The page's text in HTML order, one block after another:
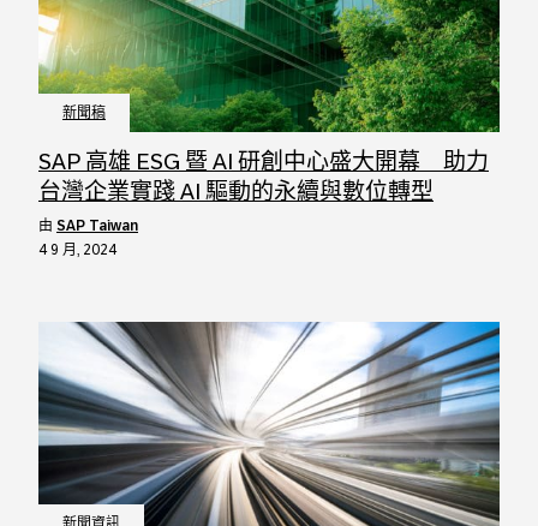
新聞稿
SAP 高雄 ESG 暨 AI 研創中心盛大開幕 助力
台灣企業實踐 AI 驅動的永續與數位轉型
SAP Taiwan
4 9 月, 2024